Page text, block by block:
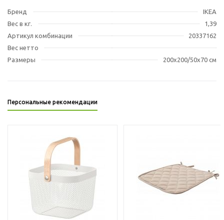
Бренд
IKEA
Вес в кг.
1,39
Артикул комбинации
20337162
Вес нетто
Размеры
200x200/50x70 см
Персональные рекомендации